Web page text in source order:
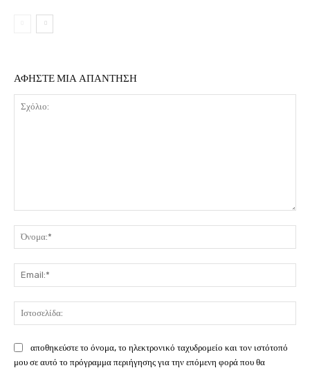
ΑΦΗΣΤΕ ΜΙΑ ΑΠΑΝΤΗΣΗ
αποθηκεύστε το όνομα, το ηλεκτρονικό ταχυδρομείο και τον ιστότοπό
μου σε αυτό το πρόγραμμα περιήγησης για την επόμενη φορά που θα